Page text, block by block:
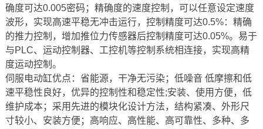
确度可达0.005密码；精确度的速度控制，可以任意设定速度
波形，实现高速平稳无冲击运行，控制精度可达0.5%：精确
的推力控制，增加推位力传感器后控制精度可达0.05%。易于
与PLC、运动控制器、工控机等控制系统相连接，实现高精
度运动控制。
伺服电动缸优点：省能源，干净无污染；低噪音 低摩擦和低
速平稳性良好，优异的控制性和稳定性;安装、使用方便，低
维护成本；采用先进的模块化设计方法，结构紧凑、外形尺
寸较小、安装方便；高响应、高性能、高可靠性、多种、多